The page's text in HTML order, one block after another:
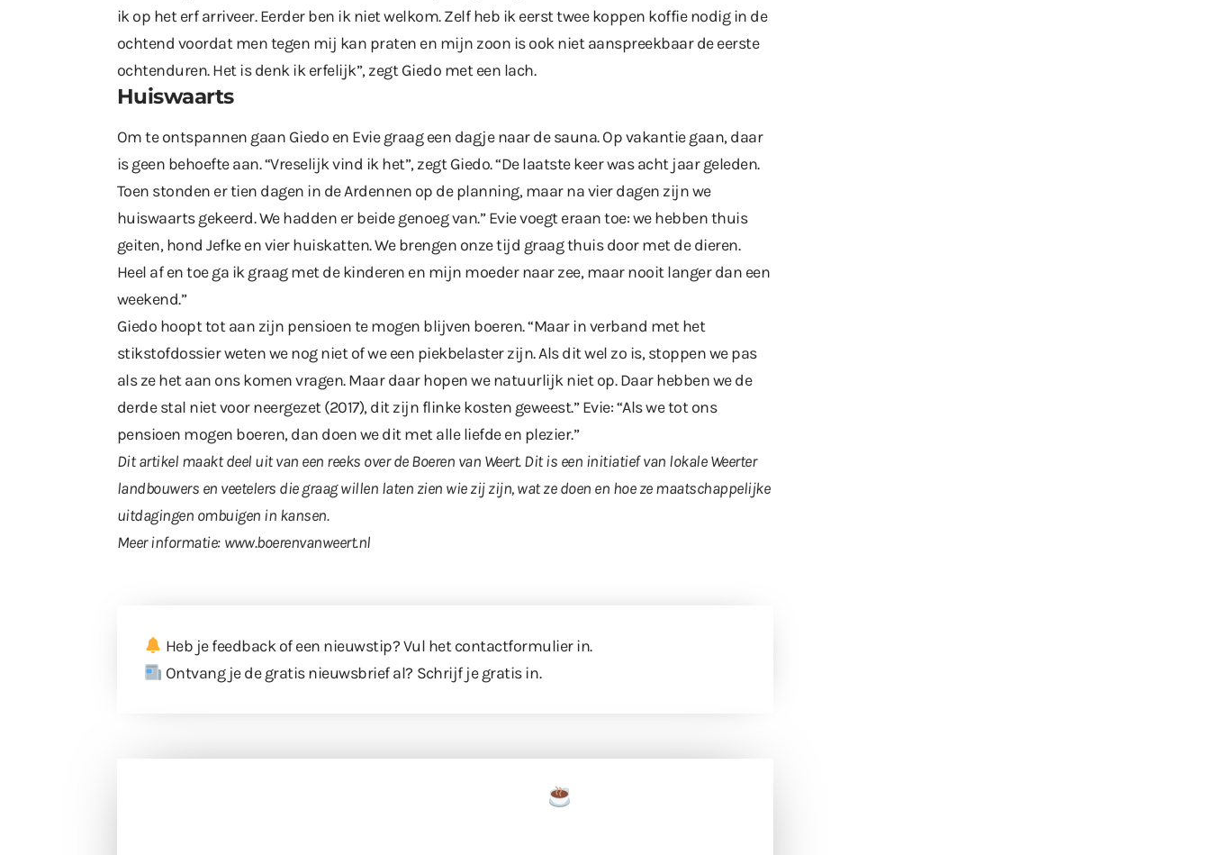
ik op het erf arriveer. Eerder ben ik niet welkom. Zelf heb ik eerst twee koppen koffie nodig in de
ochtend voordat men tegen mij kan praten en mijn zoon is ook niet aanspreekbaar de eerste
ochtenduren. Het is denk ik erfelijk”, zegt Giedo met een lach.
Huiswaarts
Om te ontspannen gaan Giedo en Evie graag een dagje naar de sauna. Op vakantie gaan, daar
is geen behoefte aan. “Vreselijk vind ik het”, zegt Giedo. “De laatste keer was acht jaar geleden.
Toen stonden er tien dagen in de Ardennen op de planning, maar na vier dagen zijn we
huiswaarts gekeerd. We hadden er beide genoeg van.” Evie voegt eraan toe: we hebben thuis
geiten, hond Jefke en vier huiskatten. We brengen onze tijd graag thuis door met de dieren.
Heel af en toe ga ik graag met de kinderen en mijn moeder naar zee, maar nooit langer dan een
weekend.”
Giedo hoopt tot aan zijn pensioen te mogen blijven boeren. “Maar in verband met het
stikstofdossier weten we nog niet of we een piekbelaster zijn. Als dit wel zo is, stoppen we pas
als ze het aan ons komen vragen. Maar daar hopen we natuurlijk niet op. Daar hebben we de
derde stal niet voor neergezet (2017), dit zijn flinke kosten geweest.” Evie: “Als we tot ons
pensioen mogen boeren, dan doen we dit met alle liefde en plezier.”
Dit artikel maakt deel uit van een reeks over de Boeren van Weert. Dit is een initiatief van lokale Weerter
landbouwers en veetelers die graag willen laten zien wie zij zijn, wat ze doen en hoe ze maatschappelijke
uitdagingen ombuigen in kansen.
Meer informatie: www.boerenvanweert.nl
Heb je feedback of een nieuwstip? Vul het contactformulierin.
Ontvang je de gratis nieuwsbrief al? Schrijf je gratis in.